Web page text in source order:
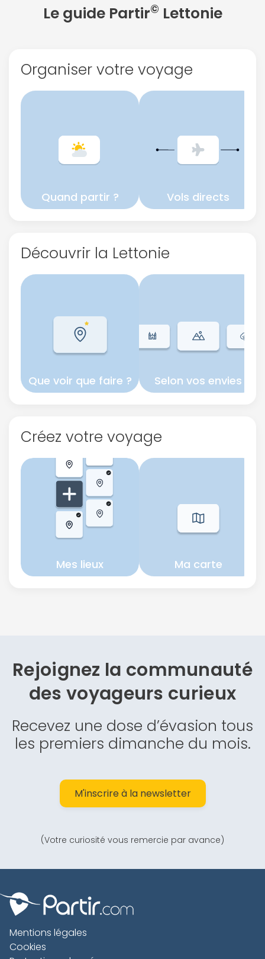
Le guide Partir© Lettonie
Organiser votre voyage
Quand partir ? Vols directs
Découvrir la Lettonie
Que voir que faire ? Selon vos envies
Créez votre voyage
Mes lieux Ma carte
Rejoignez la communauté
desvoyageurs curieux
Recevez une dose d’évasion tous
les premiers dimanche du mois.
M'inscrire à la newsletter
(Votre curiosité vous remercie par avance)
Mentions légales
Cookies